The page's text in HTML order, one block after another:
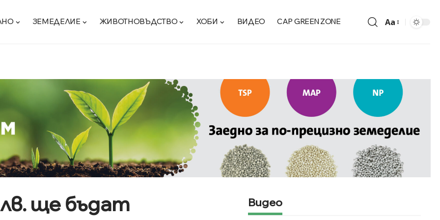
ЗЕМЕДЕЛИЕ ЖИВОТНОВЪДСТВО ХОБИ ВИДЕО CAP GREEN ZONE Aa
ще бъдат
Видео